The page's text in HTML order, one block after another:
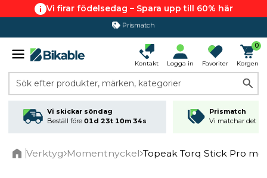
Vi firar födelsedag – Spara upp till 60% här
365 dagars öppet köp
Kontakt Logga in Favoriter
0
Korgen
Sök efter produkter, märken, kategorier
Vi skickar söndag
Beställ före 01d 23t 10m 33s
Prismatch
Vi matchar det
Verktyg Momentnyckel Topeak Torq Stick Pro